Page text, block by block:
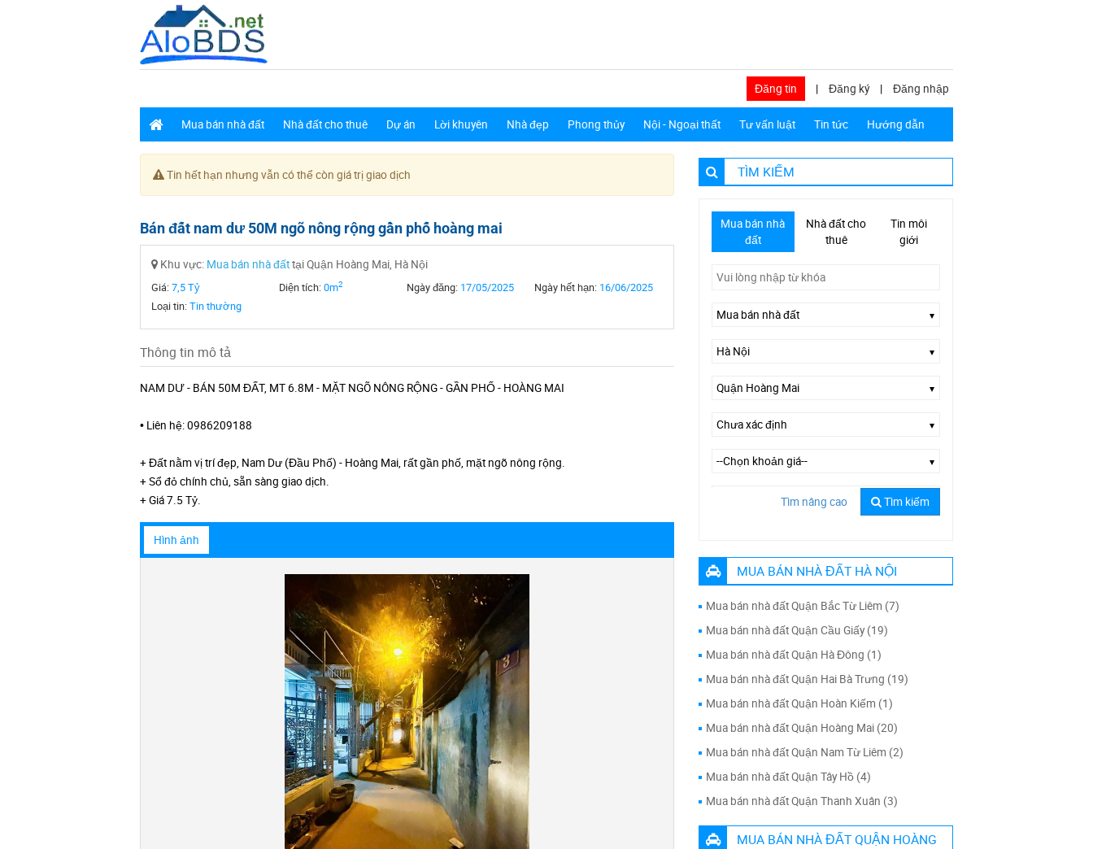
Đăng tin | Đăng ký | Đăng nhập
Mua bán nhà đất Nhà đất cho thuê Dự án Lời khuyên Nhà đẹp Phong thủy Nội - Ngoại thất Tư vấn luật Tin tức Hướng dẫn
Tin hết hạn nhưng vẫn có thể còn giá trị giao dịch
Bán đất nam dư 50M ngõ nông rộng gần phố hoàng mai
Khu vực: Mua bán nhà đấttại Quận Hoàng Mai, Hà Nội
Giá:7,5 Tỷ Diện tích:0m2 Ngày đăng: 17/05/2025 Ngày hết hạn: 16/06/2025
Loại tin:Tin thường
Thông tin mô tả
NAM DƯ - BÁN 50M ĐẤT, MT 6.8M - MẶT NGÕ NÔNG RỘNG - GẦN PHỐ - HOÀNG MAI
• Liên hệ: 0986209188
+ Đất nằm vị trí đẹp, Nam Dư (Đầu Phố) - Hoàng Mai, rất gần phố, mặt ngõ nông rộng.
+ Sổ đỏ chính chủ, sẵn sàng giao dịch.
+ Giá 7.5 Tỷ.
Hình ảnh
TÌM KIẾM
Mua bán nhà
đất
Nhà đất cho
thuê
Tin môi
giới
Tìm nâng cao Tìm kiếm
MUA BÁN NHÀ ĐẤT HÀ NỘI
Mua bán nhà đất Quận Bắc Từ Liêm (7)
Mua bán nhà đất Quận Cầu Giấy (19)
Mua bán nhà đất Quận Hà Đông (1)
Mua bán nhà đất Quận Hai Bà Trưng (19)
Mua bán nhà đất Quận Hoàn Kiếm (1)
Mua bán nhà đất Quận Hoàng Mai (20)
Mua bán nhà đất Quận Nam Từ Liêm (2)
Mua bán nhà đất Quận Tây Hồ (4)
Mua bán nhà đất Quận Thanh Xuân (3)
MUA BÁN NHÀ ĐẤT QUẬN HOÀNG